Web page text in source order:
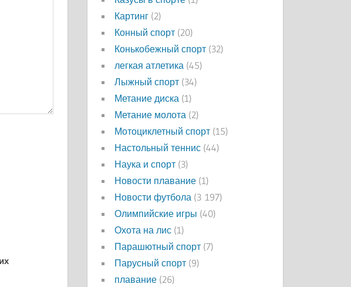
Картинг (2)
Конный спорт (20)
Конькобежный спорт (32)
легкая атлетика (45)
Лыжный спорт (34)
Метание диска (1)
Метание молота (2)
Мотоциклетный спорт (15)
Настольный теннис (44)
Наука и спорт (3)
Новости плавание (1)
Новости футбола (3 197)
Олимпийские игры (40)
Охота на лис (1)
Парашютный спорт (7)
Парусный спорт (9)
плавание (26)